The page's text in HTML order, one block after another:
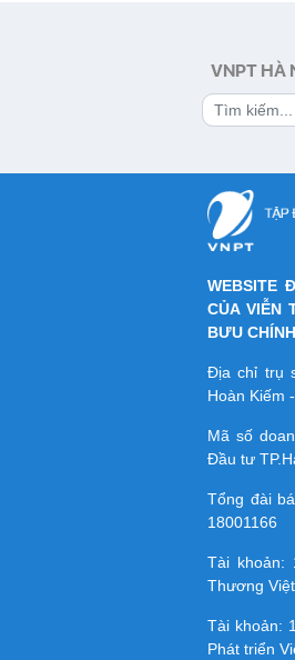
VNPT HÀ
WEBSITE
CỦA VIỄN
BƯU
Địa chỉ trụ
Hoàn Kiếm
Mã số
Đầu tư
Tổng đài
18001166
Tài khoản:
Thương
Tài khoản:
Phát triển